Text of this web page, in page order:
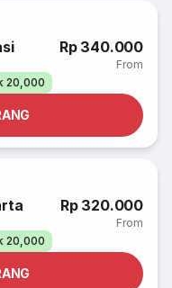
Rp 340.000
From
20,000
Rp 320.000
From
20,000